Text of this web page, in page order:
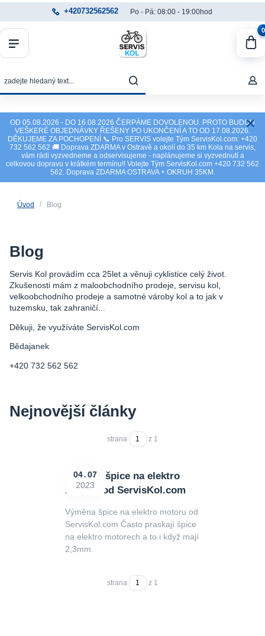
OD 05.08.2026 - DO 16.08.2026 ČERPÁME DOVOLENOU. PROTO BUDOU
VEŠKERÉ OBJEDNÁVKY ŘEŠENY PO UKONČENÍ A TO OD 17.08.2026.
DĚKUJEME ZA POCHOPENÍ 📞 Pro SERVIS volejte Tým ServisKol.com: +420
732 562 562 🚚 Doprava ZDARMA v Ostravě a okolí do 35 km Kola na servis,
vám rádi vyzvedneme a odservisujeme - naplánujeme si vyzvednutí a
celkovou dopravu v krátkém termínu!! Volejte Tým ServisKol.com +420 732 562
562. Doprava ZDARMA OSTRAVA + OKRUH 35KM.
+420732562562 Po - Pá: 08:00 - 19:00hod
0
Úvod Blog
Blog
Servis Kol provádím cca 25let a věnuji cyklistice celý život.
Zkušenosti mám z maloobchodního prodeje, servisu kol,
velkoobchodního prodeje a samotné vároby kol a to jak v
tuzemsku, tak zahraničí...
Děkuji, že využíváte ServisKol.com
Bědajanek
+420 732 562 562
Nejnovější články
strana z 1
Výměna špice na elektro
motoru od ServisKol.com
04 07
2023
Výměna špice na elektro motoru od
ServisKol.com Často praskají špice
na elektro motorech a to i když mají
2,3mm.
strana z 1